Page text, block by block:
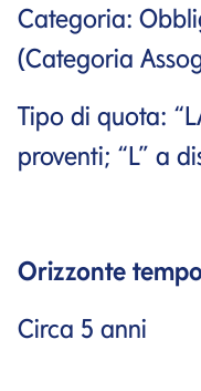
Categoria:
(Categoria
Tipo di quota:
proventi; “L” a
Orizzonte
Circa 5 anni